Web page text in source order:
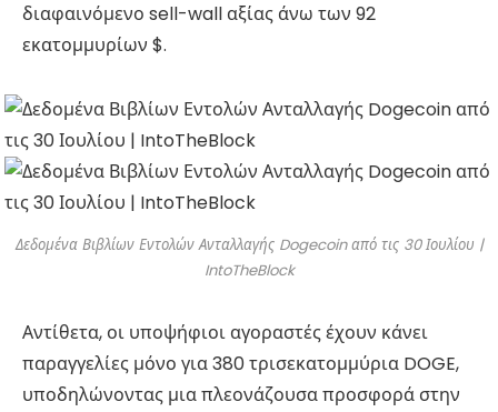
διαφαινόμενο sell-wall αξίας άνω των 92
εκατομμυρίων $.
Δεδομένα Βιβλίων Εντολών Ανταλλαγής Dogecoin από τις 30 Ιουλίου |
IntoTheBlock
Αντίθετα, οι υποψήφιοι αγοραστές έχουν κάνει
παραγγελίες μόνο για 380 τρισεκατομμύρια DOGE,
υποδηλώνοντας μια πλεονάζουσα προσφορά στην